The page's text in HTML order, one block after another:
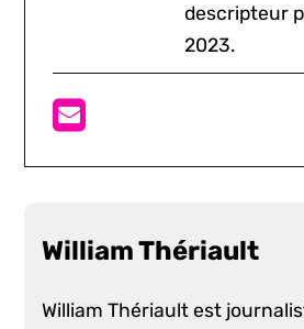
descripteur
2023.
William Thériault
William Thériault est